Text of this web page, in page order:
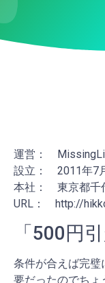
運営：
設立： 2011年7
本社： 東京都千
URL： http://
「500円
条件が合えば完璧
要だったのでちょ